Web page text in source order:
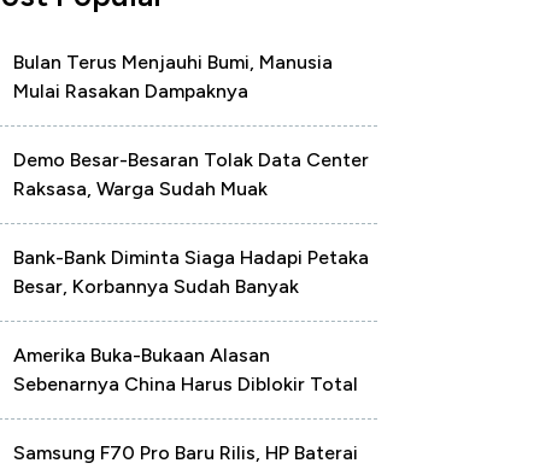
Bulan Terus Menjauhi Bumi, Manusia
Mulai Rasakan Dampaknya
Demo Besar-Besaran Tolak Data Center
Raksasa, Warga Sudah Muak
Bank-Bank Diminta Siaga Hadapi Petaka
Besar, Korbannya Sudah Banyak
Amerika Buka-Bukaan Alasan
Sebenarnya China Harus Diblokir Total
Samsung F70 Pro Baru Rilis, HP Baterai